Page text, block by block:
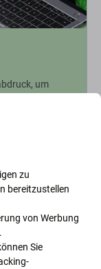
um
Rabatte und
zu
bereitzustellen
von Werbung
.
Sie